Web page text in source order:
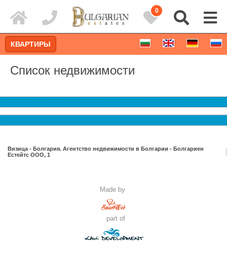
0
Расширенный поиск
КВАРТИРЫ
Список недвижимости
Визица - Болгария. Агентство недвижимости в Болгарии - Болгариен
Естейтс ООО, 1
Made by
part of